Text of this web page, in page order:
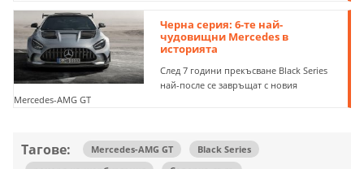
Черна серия: 6-те най-
чудовищни Mercedes в
историята
След 7 години прекъсване Black Series
най-после се завръщат с новия
Mercedes-AMG GT
Тагове: Mercedes-AMG GT
Black Series